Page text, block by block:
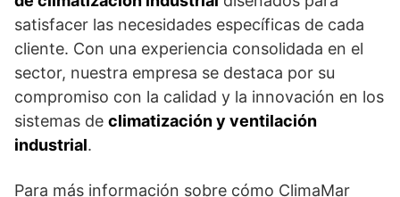
satisfacer las necesidades específicas de cada
cliente. Con una experiencia consolidada en el
sector, nuestra empresa se destaca por su
compromiso con la calidad y la innovación en los
sistemas de climatización y ventilación
industrial.
Para más información sobre cómo ClimaMar